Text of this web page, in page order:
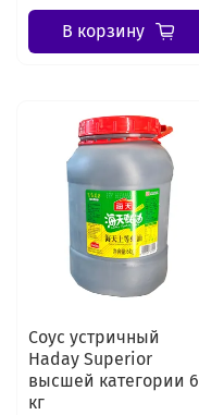
В корзину
Соус устричный
Haday Superior
высшей категории 6
кг